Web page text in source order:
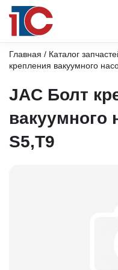
Главная / Каталог
крепления вакуумного
JAC Болт
вакуумного
S5,T9